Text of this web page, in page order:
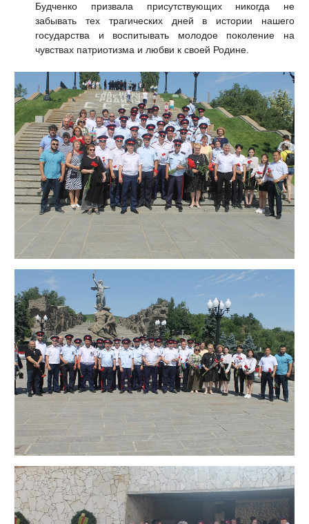
Будченко призвала присутствующих никогда не
забывать тех трагических дней в истории нашего
государства и воспитывать молодое поколение на
чувствах патриотизма и любви к своей Родине.